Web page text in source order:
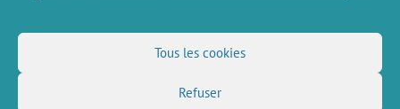
Tous les cookies
Refuser
DIVERS
NOUS SUIVRE
Flux RSS
Réseaux sociaux